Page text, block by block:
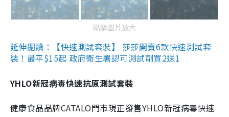
點擊圖片放大
延伸閱讀：【快速測試套裝】 莎莎開賣6款快速測試套
裝！最平$15起 政府衛生署認可測試劑買2送1
YHLO新冠病毒快速抗原測試套裝
健康食品品牌CATALO門市現正發售YHLO新冠病毒快速